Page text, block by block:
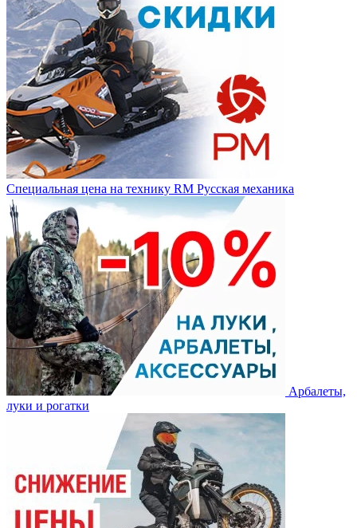
Специальная цена на технику RM Русская механика
Арбалеты,
луки и рогатки